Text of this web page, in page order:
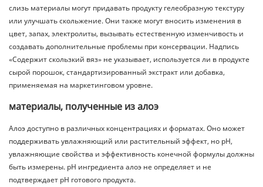
слизь материалы могут придавать продукту гелеобразную текстуру
или улучшать скольжение. Они также могут вносить изменения в
цвет, запах, электролиты, вызывать естественную изменчивость и
создавать дополнительные проблемы при консервации. Надпись
«Содержит скользкий вяз» не указывает, используется ли в продукте
сырой порошок, стандартизированный экстракт или добавка,
применяемая на маркетинговом уровне.
материалы, полученные из алоэ
Алоэ доступно в различных концентрациях и форматах. Оно может
поддерживать увлажняющий или растительный эффект, но pH,
увлажняющие свойства и эффективность конечной формулы должны
быть измерены. pH ингредиента алоэ не определяет и не
подтверждает pH готового продукта.